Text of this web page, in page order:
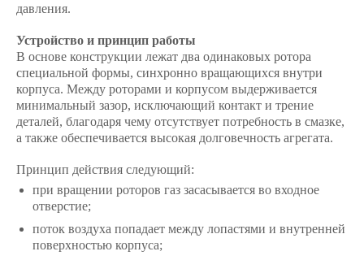
давления.
Устройство и принцип работы
В основе конструкции лежат два одинаковых ротора
специальной формы, синхронно вращающихся внутри
корпуса. Между роторами и корпусом выдерживается
минимальный зазор, исключающий контакт и трение
деталей, благодаря чему отсутствует потребность в смазке,
а также обеспечивается высокая долговечность агрегата.
Принцип действия следующий:
при вращении роторов газ засасывается во входное
отверстие;
поток воздуха попадает между лопастями и внутренней
поверхностью корпуса;